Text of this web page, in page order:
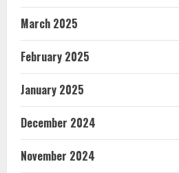
March 2025
February 2025
January 2025
December 2024
November 2024